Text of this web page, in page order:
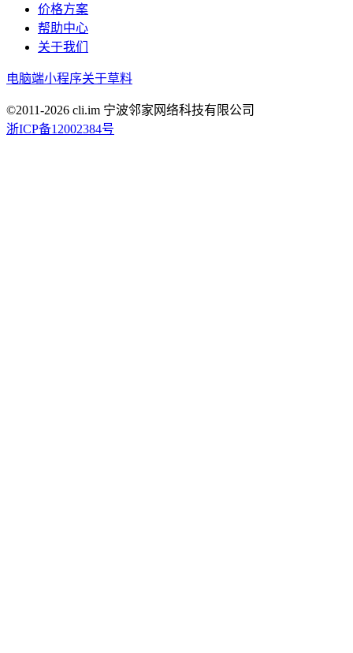
价格方案
帮助中心
关于我们
电脑端小程序关于草料
©2011-2026 cli.im 宁波邻家网络科技有限公司
浙ICP备12002384号